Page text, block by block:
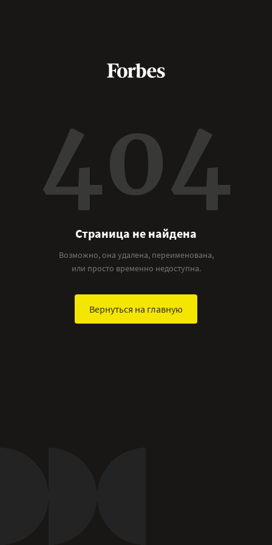
404
Страница не найдена
Возможно, она удалена, переименована,
или просто временно недоступна.
Вернуться на главную